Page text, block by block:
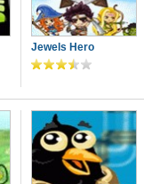
Jewels Hero